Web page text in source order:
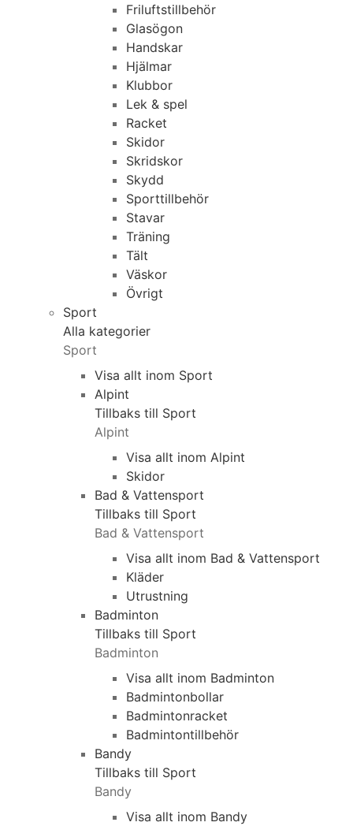
Friluftstillbehör
Glasögon
Handskar
Hjälmar
Klubbor
Lek & spel
Racket
Skidor
Skridskor
Skydd
Sporttillbehör
Stavar
Träning
Tält
Väskor
Övrigt
Sport
Alla kategorier
Sport
Visa allt inom Sport
Alpint
Tillbaks till Sport
Alpint
Visa allt inom Alpint
Skidor
Bad & Vattensport
Tillbaks till Sport
Bad & Vattensport
Visa allt inom Bad & Vattensport
Kläder
Utrustning
Badminton
Tillbaks till Sport
Badminton
Visa allt inom Badminton
Badmintonbollar
Badmintonracket
Badmintontillbehör
Bandy
Tillbaks till Sport
Bandy
Visa allt inom Bandy